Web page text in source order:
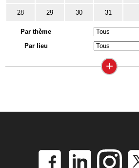
28 29 30 31
Par thème
Par lieu
+